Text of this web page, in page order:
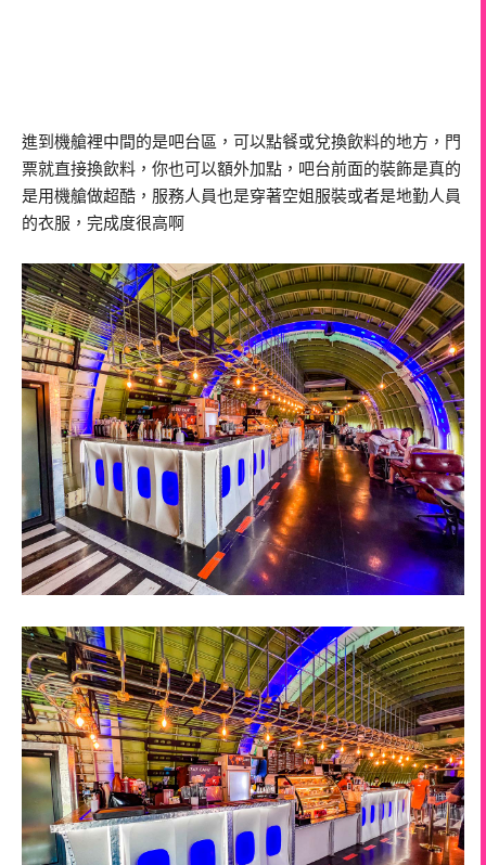
進到機艙裡中間的是吧台區，可以點餐或兌換飲料的地方，門
票就直接換飲料，你也可以額外加點，吧台前面的裝飾是真的
是用機艙做超酷，服務人員也是穿著空姐服裝或者是地勤人員
的衣服，完成度很高啊